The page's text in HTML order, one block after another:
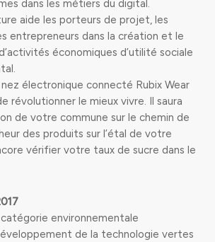
dans les métiers du digital.
aide les porteurs de projet, les
entrepreneurs dans la création et le
économiques d’utilité sociale
nez électronique connecté Rubix Wear
révolutionner le mieux vivre. Il saura
de votre commune sur le chemin de
des produits sur l’étal de votre
vérifier votre taux de sucre dans le
environnementale
de la technologie vertes